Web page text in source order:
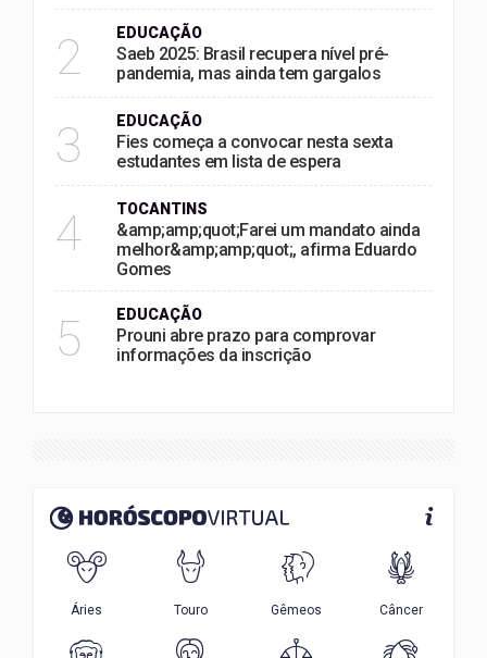
2 EDUCAÇÃO
Saeb 2025: Brasil recupera nível pré-
pandemia, mas ainda tem gargalos
3 EDUCAÇÃO
Fies começa a convocar nesta sexta
estudantes em lista de espera
4 TOCANTINS
&amp;amp;quot;Farei um mandato ainda
melhor&amp;amp;quot;, afirma Eduardo
Gomes
5 EDUCAÇÃO
Prouni abre prazo para comprovar
informações da inscrição